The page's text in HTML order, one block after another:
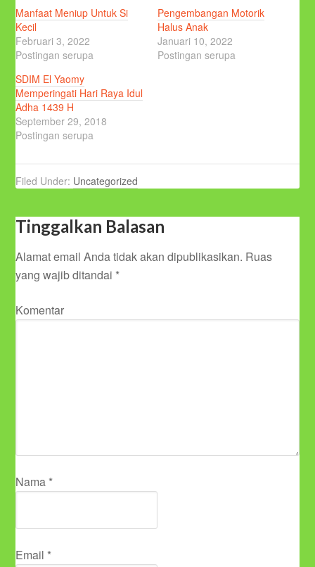
Manfaat Meniup Untuk Si
Kecil
Februari 3, 2022
Postingan serupa
Pengembangan Motorik
Halus Anak
Januari 10, 2022
Postingan serupa
SDIM El Yaomy
Memperingati Hari Raya Idul
Adha 1439 H
September 29, 2018
Postingan serupa
Filed Under: Uncategorized
Tinggalkan Balasan
Alamat email Anda tidak akan dipublikasikan. Ruas
yang wajib ditandai *
Komentar
Nama *
Email *